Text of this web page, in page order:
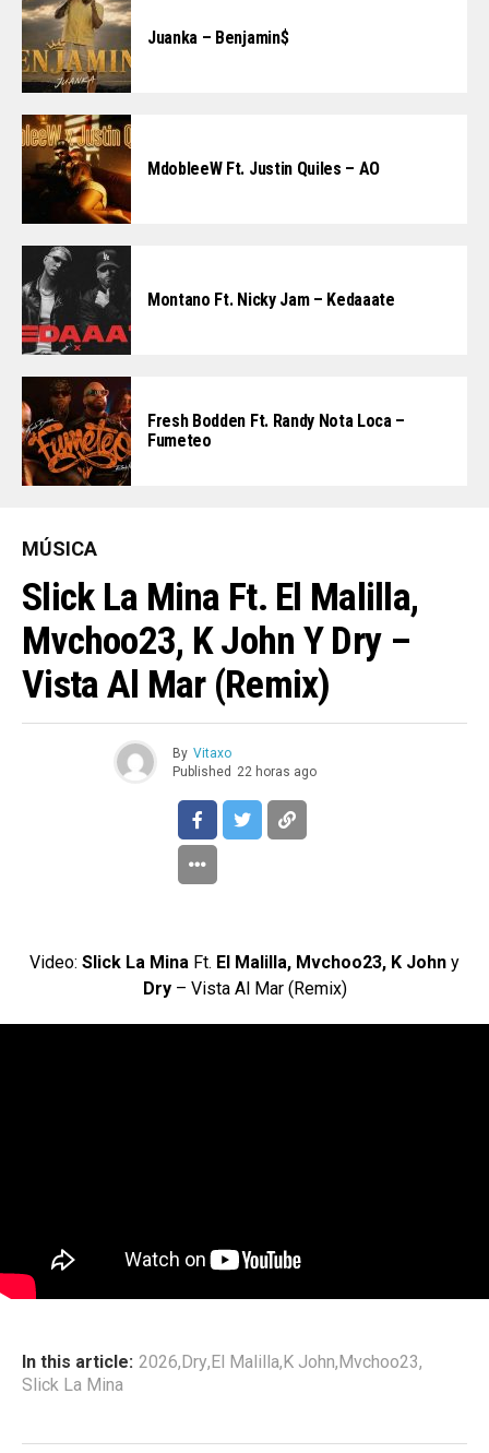
Juanka – Benjamin$
MdobleeW Ft. Justin Quiles – AO
Montano Ft. Nicky Jam – Kedaaate
Fresh Bodden Ft. Randy Nota Loca –
Fumeteo
MÚSICA
Slick La Mina Ft. El Malilla,
Mvchoo23, K John Y Dry –
Vista Al Mar (Remix)
By Vitaxo
Published 22 horas ago
Video: Slick La Mina Ft. El Malilla, Mvchoo23, K John y
Dry – Vista Al Mar (Remix)
In this article: 2026,Dry,El Malilla,K John,Mvchoo23,
Slick La Mina